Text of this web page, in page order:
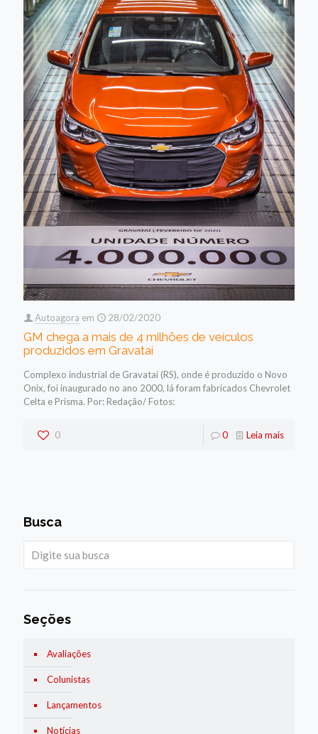
Autoagora em 28/02/2020
GM chega a mais de 4 milhões de veículos
produzidos em Gravataí
Complexo industrial de Gravataí (RS), onde é produzido o Novo
Onix, foi inaugurado no ano 2000, lá foram fabricados Chevrolet
Celta e Prisma. Por: Redação/ Fotos:
0 0 Leia mais
Busca
Seções
Avaliações
Colunistas
Lançamentos
Notícias